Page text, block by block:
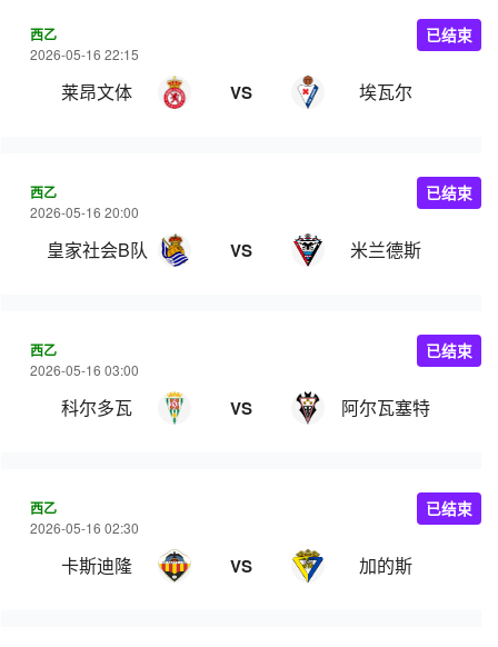
西乙
2026-05-16 22:15
莱昂文体 VS 埃瓦尔
已结束
西乙
2026-05-16 20:00
皇家社会B队 VS 米兰德斯
已结束
西乙
2026-05-16 03:00
科尔多瓦 VS 阿尔瓦塞特
已结束
西乙
2026-05-16 02:30
卡斯迪隆 VS 加的斯
已结束